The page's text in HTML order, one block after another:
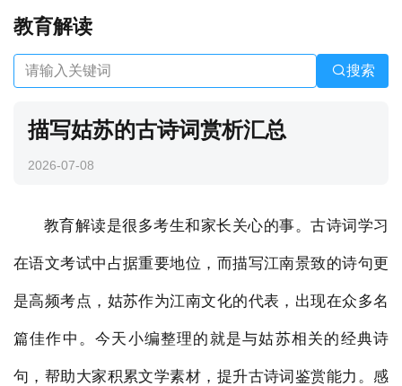
教育解读
搜索
描写姑苏的古诗词赏析汇总
2026-07-08
教育解读是很多考生和家长关心的事。古诗词学习
在语文考试中占据重要地位，而描写江南景致的诗句更
是高频考点，姑苏作为江南文化的代表，出现在众多名
篇佳作中。今天小编整理的就是与姑苏相关的经典诗
句，帮助大家积累文学素材，提升古诗词鉴赏能力。感